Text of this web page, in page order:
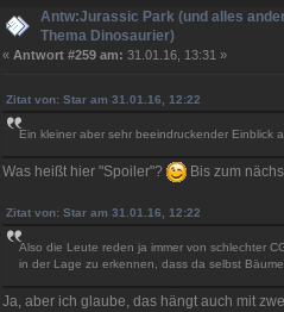
Antw:Jurassic Park (und alles
Thema Dinosaurier)
« Antwort #259 am: 31.01.16, 13:31 »
Zitat von: Star am 31.01.16, 12:22
Ein kleiner aber sehr beeindruckender Einblick
Was heißt hier "Spoiler"? Bis zum
Zitat von: Star am 31.01.16, 12:22
Also die Leute reden ja immer von schlechter
in der Lage zu erkennen, dass da selbst
Ja, aber ich glaube, das hängt auch mit